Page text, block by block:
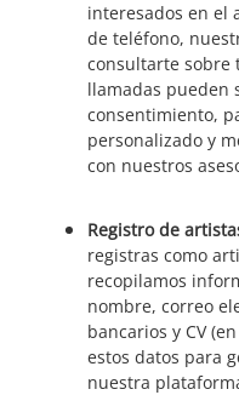
interesados en el
de teléfono,
consultarte sobre
llamadas pueden
consentimiento,
personalizado y
con nuestros
Registro de
registras como
recopilamos
nombre, correo
bancarios y CV
estos datos para
nuestra